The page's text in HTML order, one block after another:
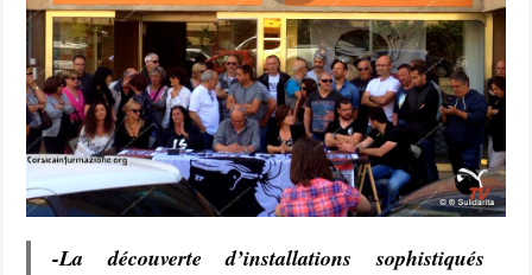
-La découverte d’installations sophistiqués